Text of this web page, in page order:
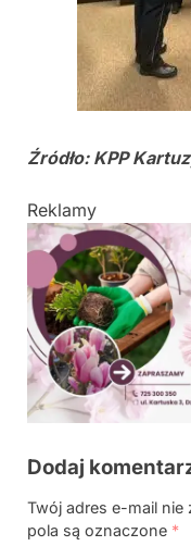
Źródło: KPP
Reklamy
Dodaj
Twój adres e-mail
pola są oznaczone *